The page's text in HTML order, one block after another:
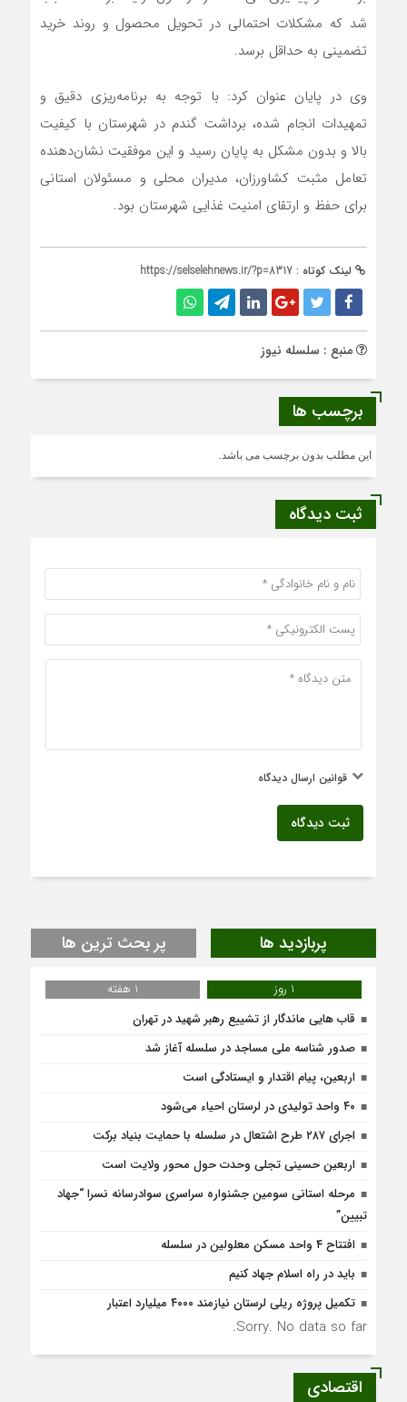
شد که مشکلات احتمالی در تحویل محصول و روند خرید
تضمینی به حداقل برسد.
وی در پایان عنوان کرد: با توجه به برنامه‌ریزی دقیق و
تمهیدات انجام شده، برداشت گندم در شهرستان با کیفیت
بالا و بدون مشکل به پایان رسید و این موفقیت نشان‌دهنده
تعامل مثبت کشاورزان، مدیران محلی و مسئولان استانی
برای حفظ و ارتقای امنیت غذایی شهرستان بود.
لینک کوتاه : https://selselehnews.ir/?p=8317
منبع : سلسله نیوز
برچسب ها
این مطلب بدون برچسب می باشد.
ثبت دیدگاه
قوانین ارسال دیدگاه
ثبت دیدگاه
پربازدید ها پر بحث ترین ها
1 روز
1 هفته
قاب هایی ماندگار از تشییع رهبر شهید در تهران
صدور شناسه ملی مساجد در سلسله آغاز شد
اربعین، پیام اقتدار و ایستادگی است
۴۰ واحد تولیدی در لرستان احیاء می‌شود
اجرای ۲۸۷ طرح اشتعال در سلسله با حمایت بنیاد برکت
اربعین حسینی تجلی وحدت حول محور ولایت است
مرحله استانی سومین جشنواره سراسری سوادرسانه نسرا “جهاد
تبیین”
افتتاح ۴ واحد مسکن معلولین در سلسله
باید در راه اسلام جهاد کنیم
تکمیل پروژه ریلی لرستان نیازمند ۴۰۰۰ میلیارد اعتبار
Sorry. No data so far.
اقتصادی